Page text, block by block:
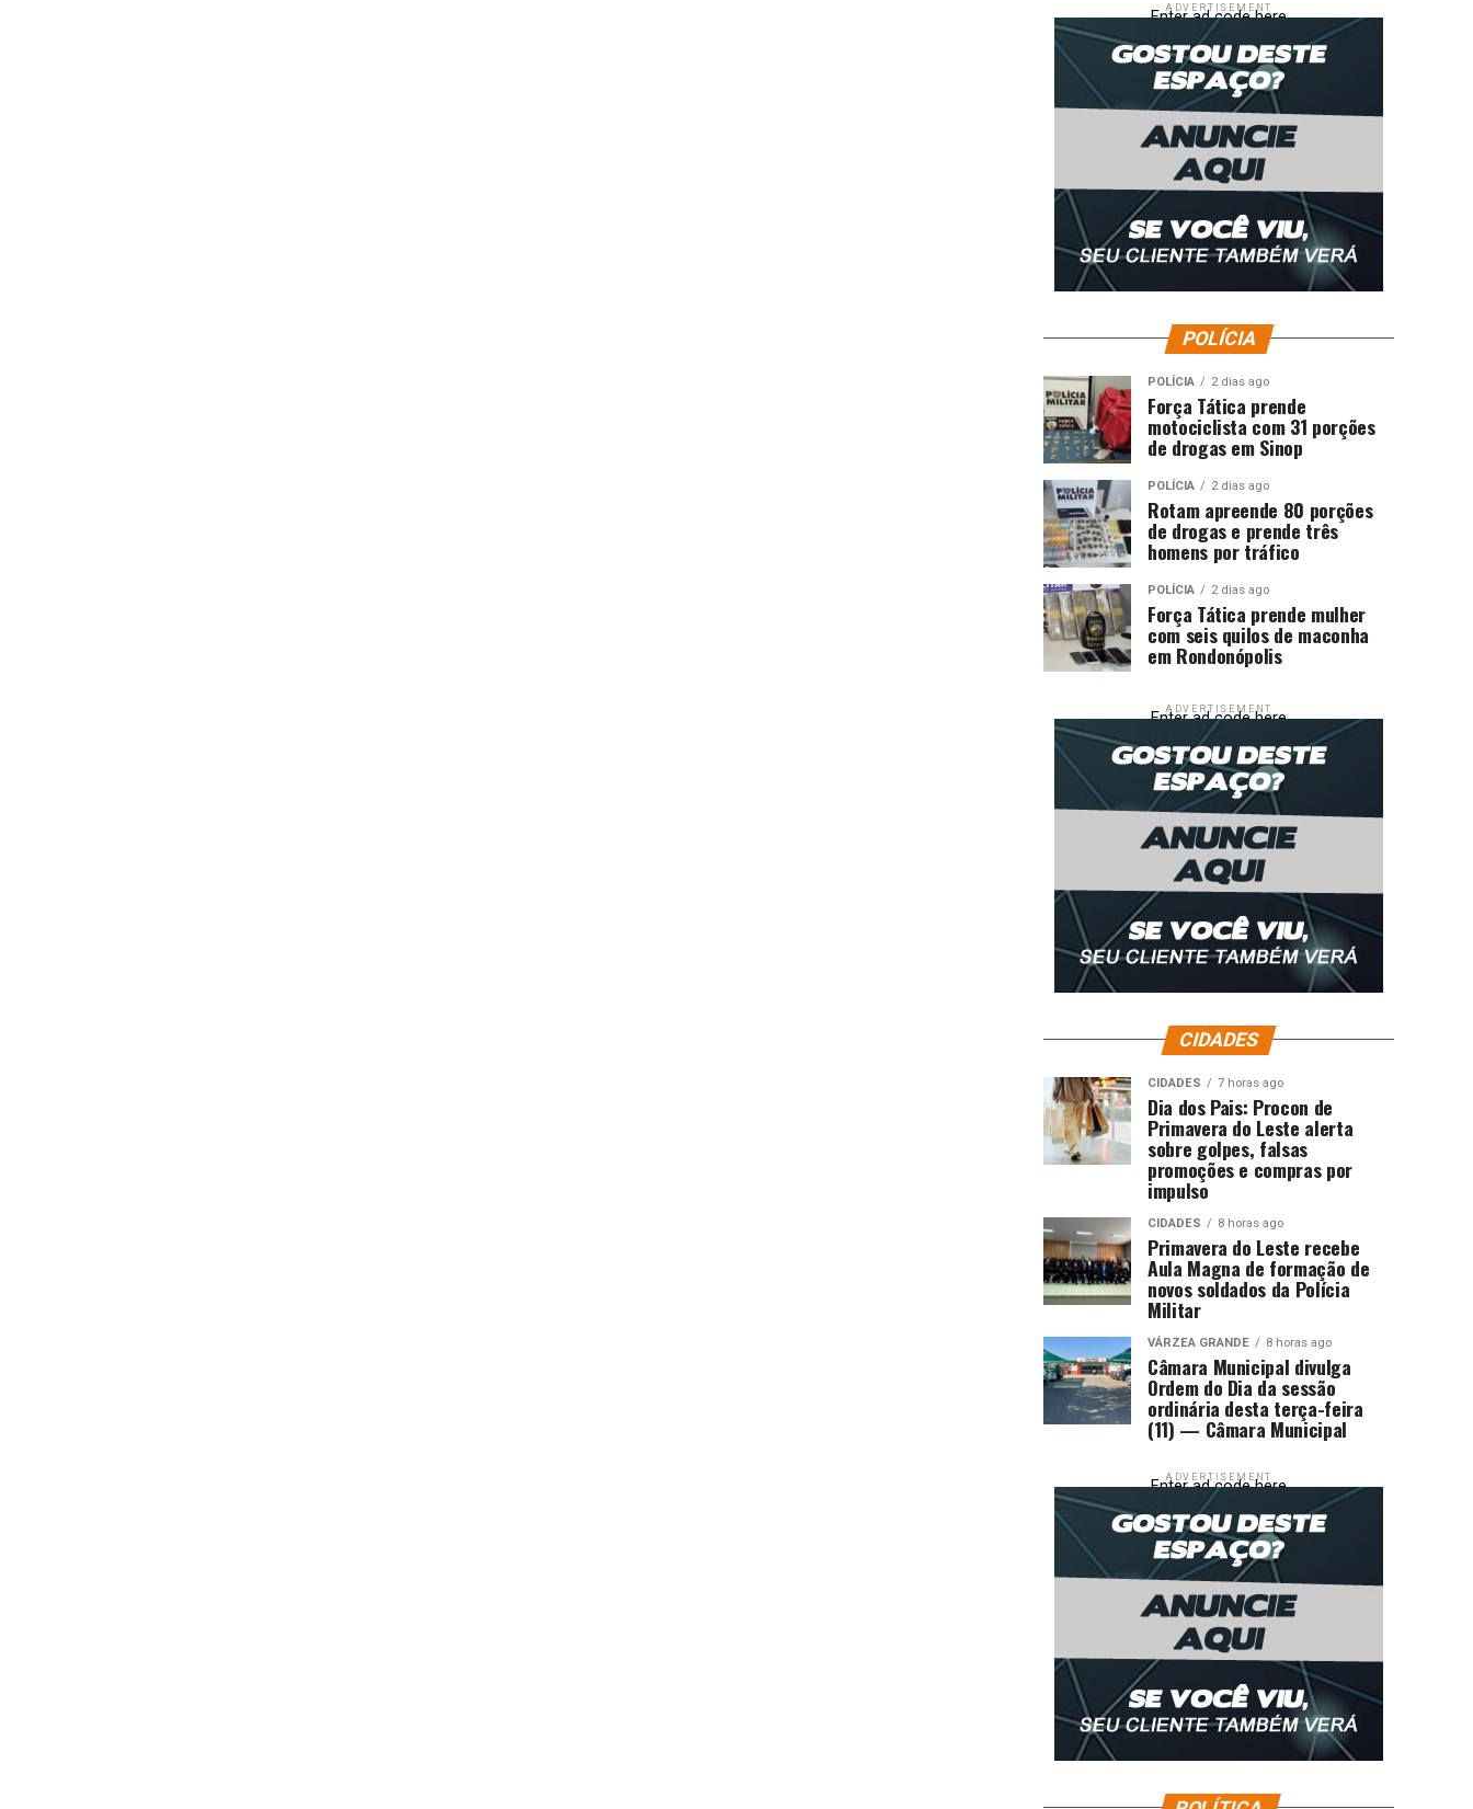
ADVERTISEMENT
Enter ad code here
POLÍCIA
POLÍCIA 2 dias ago
Força Tática prende
motociclista com 31 porções
de drogas em Sinop
POLÍCIA 2 dias ago
Rotam apreende 80 porções
de drogas e prende três
homens por tráfico
POLÍCIA 2 dias ago
Força Tática prende mulher
com seis quilos de maconha
em Rondonópolis
ADVERTISEMENT
Enter ad code here
CIDADES
CIDADES 7 horas ago
Dia dos Pais: Procon de
Primavera do Leste alerta
sobre golpes, falsas
promoções e compras por
impulso
CIDADES 8 horas ago
Primavera do Leste recebe
Aula Magna de formação de
novos soldados da Polícia
Militar
VÁRZEA GRANDE 8 horas ago
Câmara Municipal divulga
Ordem do Dia da sessão
ordinária desta terça-feira
(11) — Câmara Municipal
ADVERTISEMENT
Enter ad code here